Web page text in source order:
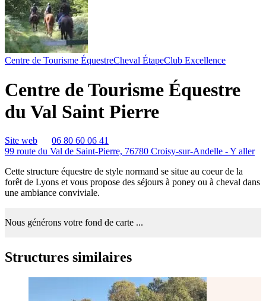
Centre de Tourisme ÉquestreCheval ÉtapeClub Excellence
Centre de Tourisme Équestre
du Val Saint Pierre
Site web
06 80 60 06 41
99 route du Val de Saint-Pierre, 76780 Croisy-sur-Andelle -Y aller
Cette structure équestre de style normand se situe au coeur de la
forêt de Lyons et vous propose des séjours à poney ou à cheval dans
une ambiance conviviale.
Nous générons votre fond de carte ...
Structures similaires